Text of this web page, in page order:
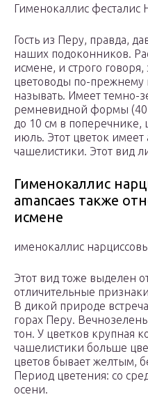
Гименокаллис фесталис
Гость из Перу, правда,
наших подоконников.
исмене, и строго
цветоводы по-прежнему
называть. Имеет темно-
ремневидной формы
до 10 см в поперечнике,
июль. Этот цветок имеет
чашелистики. Этот вид
Гименокаллис
amancaes также
исмене
именокаллис
Этот вид тоже выделен
отличительные
В дикой природе
горах Перу.
тон. У цветков крупная
чашелистики больше
цветов бывает желтым,
Период цветения: со
осени.